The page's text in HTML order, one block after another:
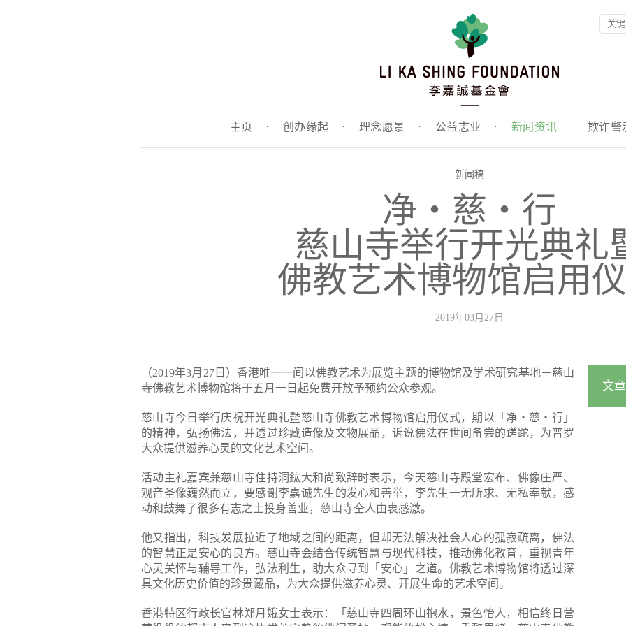
主页 · 创办缘起 · 理念愿景 · 公益志业 · 新闻资讯 · 欺诈警
新闻稿
净‧慈‧行
慈山寺举行开光典礼
佛教艺术博物馆启用
2019年03月27日
（2019年3月27日）香港唯一一间以佛教艺术为展览主题的博物馆及学术研究基地－慈山
寺佛教艺术博物馆将于五月一日起免费开放予预约公众参观。
慈山寺今日举行庆祝开光典礼暨慈山寺佛教艺术博物馆启用仪式，期以「净‧慈‧行」
的精神，弘扬佛法，并透过珍藏造像及文物展品，诉说佛法在世间备尝的蹉跎，为普罗
大众提供滋养心灵的文化艺术空间。
活动主礼嘉宾兼慈山寺住持洞鈜大和尚致辞时表示，今天慈山寺殿堂宏布、佛像庄严、
观音圣像巍然而立，要感谢李嘉诚先生的发心和善举，李先生一无所求、无私奉献，感
动和鼓舞了很多有志之士投身善业，慈山寺仝人由衷感激。
他又指出，科技发展拉近了地域之间的距离，但却无法解决社会人心的孤寂疏离，佛法
的智慧正是安心的良方。慈山寺会结合传统智慧与现代科技，推动佛化教育，重视青年
心灵关怀与辅导工作，弘法利生，助大众寻到「安心」之道。佛教艺术博物馆将透过深
具文化历史价值的珍贵藏品，为大众提供滋养心灵、开展生命的艺术空间。
香港特区行政长官林郑月娥女士表示：「慈山寺四周环山抱水，景色怡人，相信终日营
文